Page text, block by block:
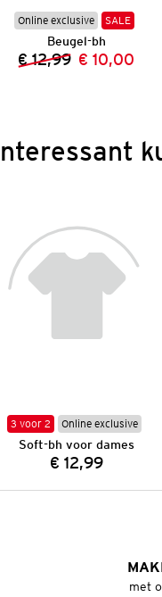
Online exclusive SALE
Beugel-bh
Vorige prijs:
€ 12,99 Nieuwe prijs:
€ 10,00
3 voor 2 Online exclusive
Soft-bh voor dames
Prijs:
€ 12,99
met